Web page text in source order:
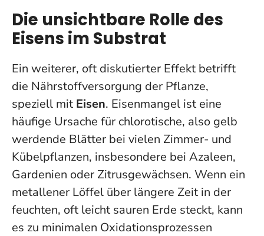
Die unsichtbare Rolle des
Eisens im Substrat
Ein weiterer, oft diskutierter Effekt betrifft
die Nährstoffversorgung der Pflanze,
speziell mit Eisen. Eisenmangel ist eine
häufige Ursache für chlorotische, also gelb
werdende Blätter bei vielen Zimmer- und
Kübelpflanzen, insbesondere bei Azaleen,
Gardenien oder Zitrusgewächsen. Wenn ein
metallener Löffel über längere Zeit in der
feuchten, oft leicht sauren Erde steckt, kann
es zu minimalen Oxidationsprozessen